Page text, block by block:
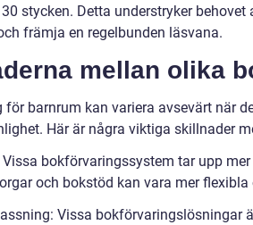
stycken. Detta understryker
främja en regelbunden läsvana.
mellan olika
för barnrum kan variera avsevärt när
Här är några viktiga skillnader
bokförvaringssystem tar upp
och bokstöd kan vara mer
Vissa bokförvaringslösningar